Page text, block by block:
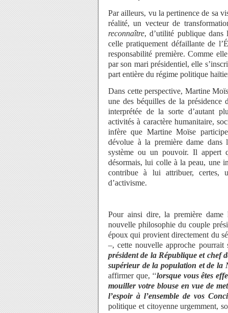
Par ailleurs, vu la pertinence de sa
réalité, un vecteur de
reconnaître, d’utilité publique dans
celle pratiquement défaillante de
responsabilité première. Comme
par son mari présidentiel, elle
part entière du régime politique
Dans cette perspective, Martine
une des béquilles de la présidence
interprétée de la sorte d’autant
activités à caractère humanitaire,
infère que Martine Moïse
dévolue à la première dame
système ou un pouvoir. Il appert
désormais, lui colle à la peau, une
contribue à lui attribuer, certes,
d’activisme.
Pour ainsi dire, la première dame
nouvelle philosophie du couple
époux qui provient directement du
–, cette nouvelle approche pourrait
président de la République et chef
supérieur de la population et de la
affirmer que, ‘‘lorsque vous êtes
mouiller votre blouse en vue de
l’espoir à l’ensemble de vos
politique et citoyenne urgemment,